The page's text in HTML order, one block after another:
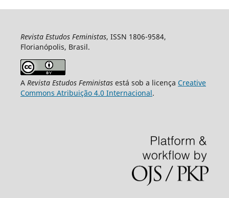
Revista Estudos Feministas, ISSN 1806-9584,
Florianópolis, Brasil.
A Revista Estudos Feministasestá sob a licença Creative
Commons Atribuição 4.0 Internacional.